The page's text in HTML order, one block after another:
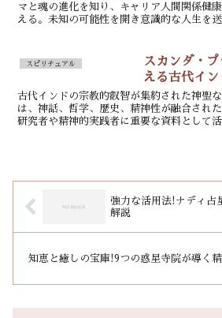
マと魂の進化を知り、キャリア人間関係健
える。未知の可能性を開き意識的な人生を
スピリチュアル
スカンダ・
える古代イ
古代インドの宗教的叡智が集約された神聖
は、神話、哲学、歴史、精神性が融合され
研究者や精神的実践者に重要な資料として
強力な活用法!ナディ占
解説
知恵と癒しの宝庫!9つの惑星寺院が導く